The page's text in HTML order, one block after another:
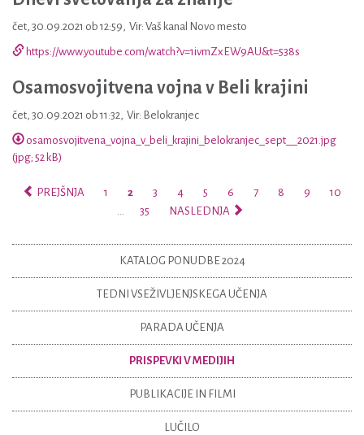
čet, 30.09.2021 ob 12:59, Vir: Vaš kanal Novo mesto
https://www.youtube.com/watch?v=1ivmZxEW9AU&t=538s
Osamosvojitvena vojna v Beli krajini
čet, 30.09.2021 ob 11:32, Vir: Belokranjec
osamosvojitvena_vojna_v_beli_krajini_belokranjec_sept__2021.jpg
(jpg; 52 kB)
PREJŠNJA 1 2 3 4 5 6 7 8 9
10
…
35 NASLEDNJA
KATALOG PONUDBE 2024
TEDNI VSEŽIVLJENJSKEGA UČENJA
PARADA UČENJA
PRISPEVKI V MEDIJIH
PUBLIKACIJE IN FILMI
LUČILO